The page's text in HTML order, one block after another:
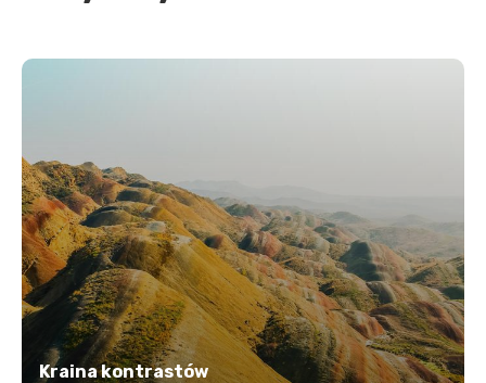
Kraina kontrastów